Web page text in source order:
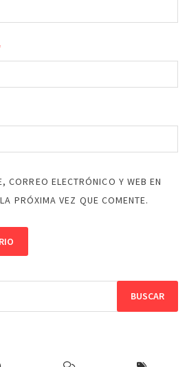
CORREO ELECTRÓNICO Y WEB EN
PRÓXIMA VEZ QUE COMENTE.